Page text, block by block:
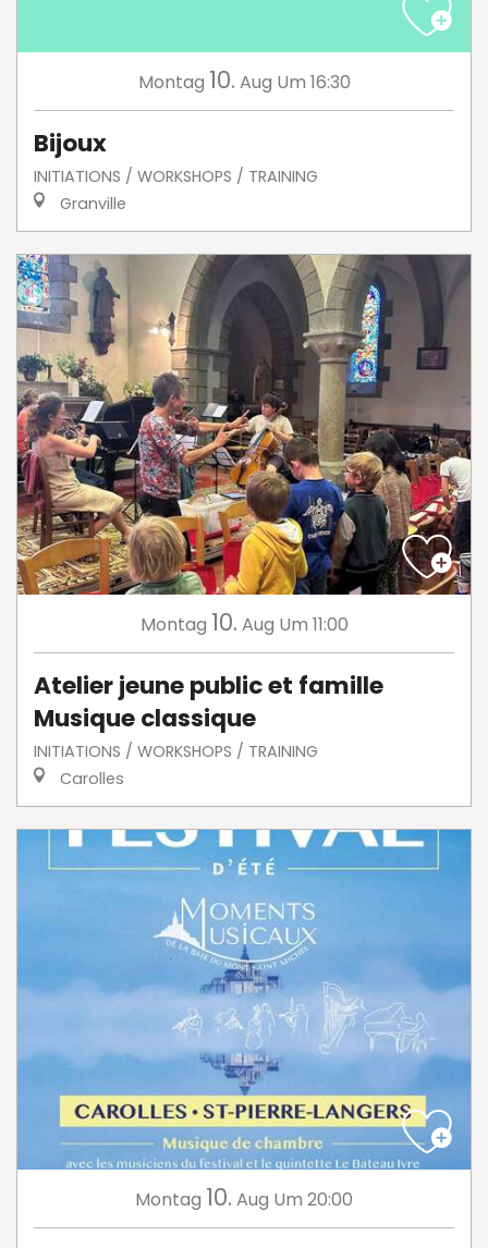
Montag 10. Aug Um 16:30
Bijoux
INITIATIONS / WORKSHOPS / TRAINING
Granville
Montag 10. Aug Um 11:00
Atelier jeune public et famille
Musique classique
INITIATIONS / WORKSHOPS / TRAINING
Carolles
Montag 10. Aug Um 20:00